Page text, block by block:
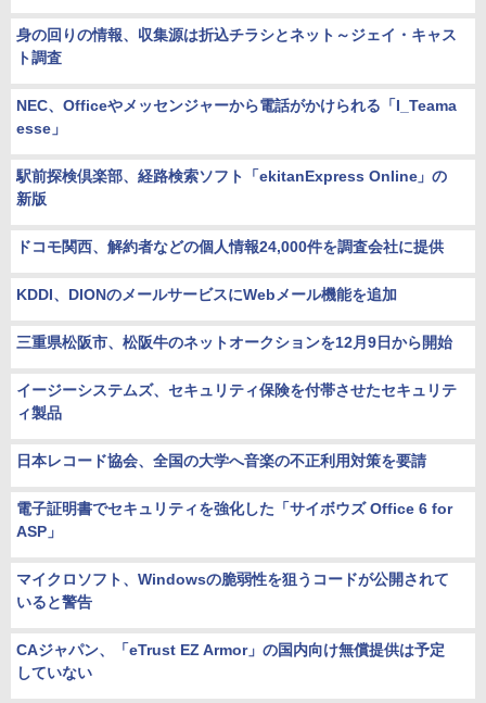
身の回りの情報、収集源は折込チラシとネット～ジェイ・キャス
ト調査
NEC、Officeやメッセンジャーから電話がかけられる「I_Teama
esse」
駅前探検倶楽部、経路検索ソフト「ekitanExpress Online」の
新版
ドコモ関西、解約者などの個人情報24,000件を調査会社に提供
KDDI、DIONのメールサービスにWebメール機能を追加
三重県松阪市、松阪牛のネットオークションを12月9日から開始
イージーシステムズ、セキュリティ保険を付帯させたセキュリテ
ィ製品
日本レコード協会、全国の大学へ音楽の不正利用対策を要請
電子証明書でセキュリティを強化した「サイボウズ Office 6 for
ASP」
マイクロソフト、Windowsの脆弱性を狙うコードが公開されて
いると警告
CAジャパン、「eTrust EZ Armor」の国内向け無償提供は予定
していない